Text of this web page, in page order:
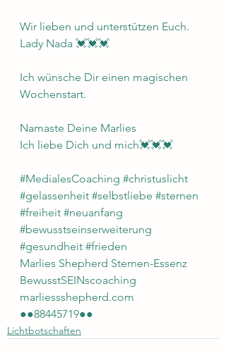
Wir lieben und unterstützen Euch.
Lady Nada 💓💓💓
Ich wünsche Dir einen magischen
Wochenstart.
Namaste Deine Marlies
Ich liebe Dich und mich💓💓💓
#MedialesCoaching #christuslicht
#gelassenheit #selbstliebe #sternen
#freiheit #neuanfang
#bewusstseinserweiterung
#gesundheit #frieden
Marlies Shepherd Sternen-Essenz
BewusstSEINscoaching
marliessshepherd.com
●●88445719●●
Lichtbotschaften